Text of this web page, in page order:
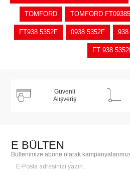
TOMFORD TOMFORD
FT938 5352F 0938 5352F 938
FT 938
Güvenli
Alışveriş
E BÜLTEN
Bültenimize abone olarak